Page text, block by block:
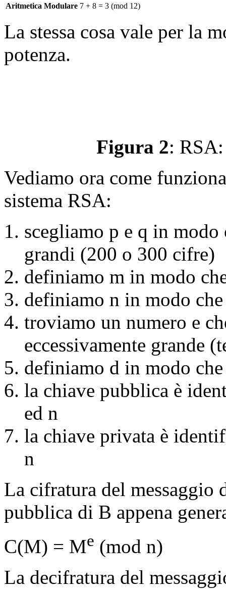
Aritmetica Modulare 7 + 8 = 3 (mod 12)
La stessa cosa vale per la
potenza.
Figura 2:
Vediamo ora come
sistema RSA:
scegliamo p e q in
grandi (200 o 300 cifre)
definiamo m in modo
definiamo n in modo
troviamo un numero e
eccessivamente grande
definiamo d in modo
la chiave pubblica è
ed n
la chiave privata è
n
La cifratura del messaggio
pubblica di B appena
C(M) = Me (mod n)
La decifratura del